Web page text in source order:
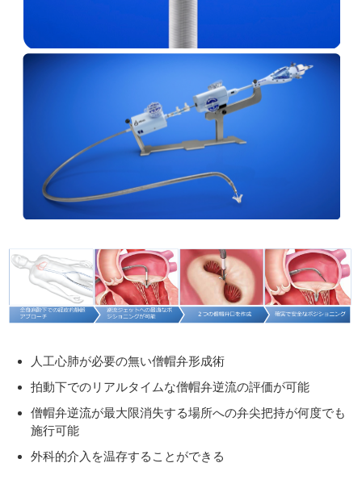
人工心肺が必要の無い僧帽弁形成術
拍動下でのリアルタイムな僧帽弁逆流の評価が可能
僧帽弁逆流が最大限消失する場所への弁尖把持が何度でも
施行可能
外科的介入を温存することができる